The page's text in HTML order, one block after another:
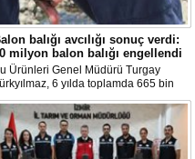
balığı avcılığı sonuç verdi:
milyon balon balığı engellendi
Ürünleri Genel Müdürü Turgay
6 yılda toplamda 665 bin
balığının ekosistemden
belirterek, "Balon balığı
avcılığı sayesinde, yaklaşık 50 milyon
yeni balon balığının ekosisteme
önlendi." dedi.